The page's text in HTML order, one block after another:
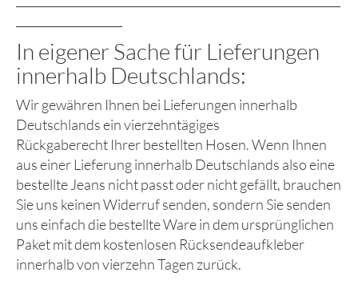
In eigener Sache für Lieferungen
innerhalb Deutschlands:
Wir gewähren Ihnen bei Lieferungen innerhalb
Deutschlands ein vierzehntägiges
Rückgaberecht Ihrer bestellten Hosen. Wenn Ihnen
aus einer Lieferung innerhalb Deutschlands also eine
bestellte Jeans nicht passt oder nicht gefällt, brauchen
Sie uns keinen Widerruf senden, sondern Sie senden
uns einfach die bestellte Ware in dem ursprünglichen
Paket mit dem kostenlosen Rücksendeaufkleber
innerhalb von vierzehn Tagen zurück.